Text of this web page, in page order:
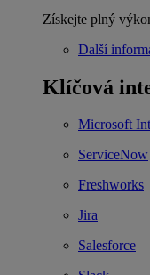
Získejte plný
Další
Klíčová
Microsoft
ServiceNow
Freshworks
Jira
Salesforce